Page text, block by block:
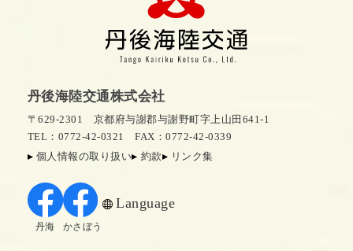
丹後海陸交通株式会社
〒629-2301 京都府与謝郡与謝野町字上山田641-1
TEL：0772-42-0321
FAX：0772-42-0339
個人情報の取り扱い
約款 リンク集
Language
丹海 かさぼう